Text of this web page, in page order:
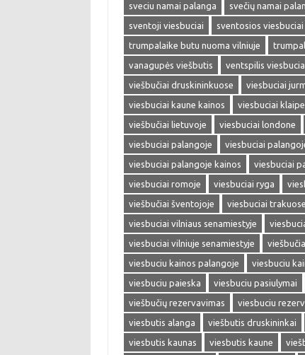
sveciu namai palanga
svečių namai
sventoji viesbuciai
sventosios viesbuciai
trumpalaike butu nuoma vilniuje
vanagupės viešbutis
ventspilis
viešbučiai druskininkuose
viesbuciai
viesbuciai kaune kainos
viesbuciai
viešbučiai lietuvoje
viesbuciai londone
viesbuciai palangoje
viesbuciai
viesbuciai palangoje kainos
viesbuciai
viesbuciai romoje
viesbuciai ryga
viešbučiai šventojoje
viesbuciai trakuose
viesbuciai vilniaus senamiestyje
viesbuciai vilniuje senamiestyje
viesbuciu kainos palangoje
viesbuciu
viesbuciu paieska
viesbuciu pasiulymai
viešbučių rezervavimas
viesbuciu
viesbutis alanga
viešbutis druskininkai
viesbutis kaunas
viesbutis kaune